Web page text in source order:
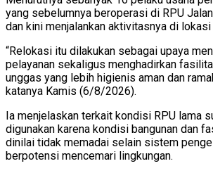
yang sebelumnya beroperasi di RPU
dan kini menjalankan aktivitasnya di lokasi
“Relokasi itu dilakukan sebagai upaya
pelayanan sekaligus menghadirkan
unggas yang lebih higienis aman dan
katanya Kamis (6/8/2026).
Ia menjelaskan terkait kondisi RPU lama
digunakan karena kondisi bangunan dan
dinilai tidak memadai selain sistem
berpotensi mencemari lingkungan.